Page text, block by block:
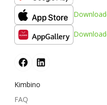
Kimbino
FAQ